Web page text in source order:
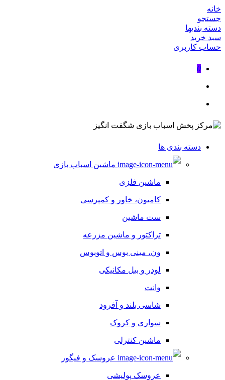
خانه
جستجو
دسته بندیها
سبد خرید
حساب کاربری
0
دسته بندی ها
ماشین اسباب بازی
ماشین فلزی
کامیون، خاور و کمپرسی
ست ماشین
تراکتور و ماشین مزرعه
ون، مینی بوس و اتوبوس
لودر و بیل مکانیکی
وانت
شاسی بلند و آفرود
سواری و کروک
ماشین کنترلی
عروسک و فیگور
عروسک پولیشی